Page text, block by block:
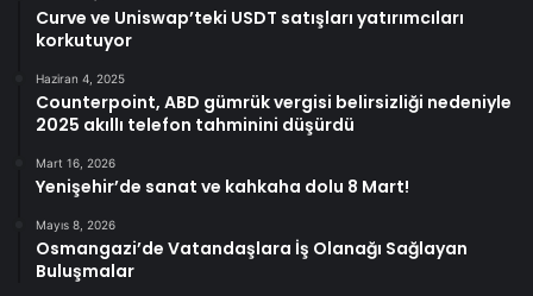
Curve ve Uniswap’teki USDT satışları yatırımcıları
korkutuyor
Haziran 4, 2025
Counterpoint, ABD gümrük vergisi belirsizliği nedeniyle
2025 akıllı telefon tahminini düşürdü
Mart 16, 2026
Yenişehir’de sanat ve kahkaha dolu 8 Mart!
Mayıs 8, 2026
Osmangazi’de Vatandaşlara İş Olanağı Sağlayan
Buluşmalar